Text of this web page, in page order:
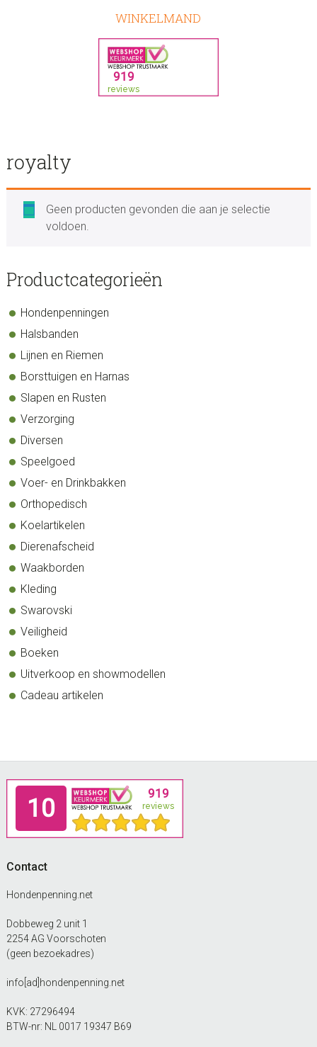
WINKELMAND
royalty
Geen producten gevonden die aan je selectie
voldoen.
sidebar
Store
Productcategorieën
Hondenpenningen
Halsbanden
Lijnen en Riemen
Borsttuigen en Harnas
Slapen en Rusten
Verzorging
Diversen
Speelgoed
Voer- en Drinkbakken
Orthopedisch
Koelartikelen
Dierenafscheid
Waakborden
Kleding
Swarovski
Veiligheid
Boeken
Uitverkoop en showmodellen
Cadeau artikelen
Footer
Contact
Hondenpenning.net
Dobbeweg 2 unit 1
2254 AG Voorschoten
(geen bezoekadres)
info[ad]hondenpenning.net
KVK: 27296494
BTW-nr: NL 0017 19347 B69